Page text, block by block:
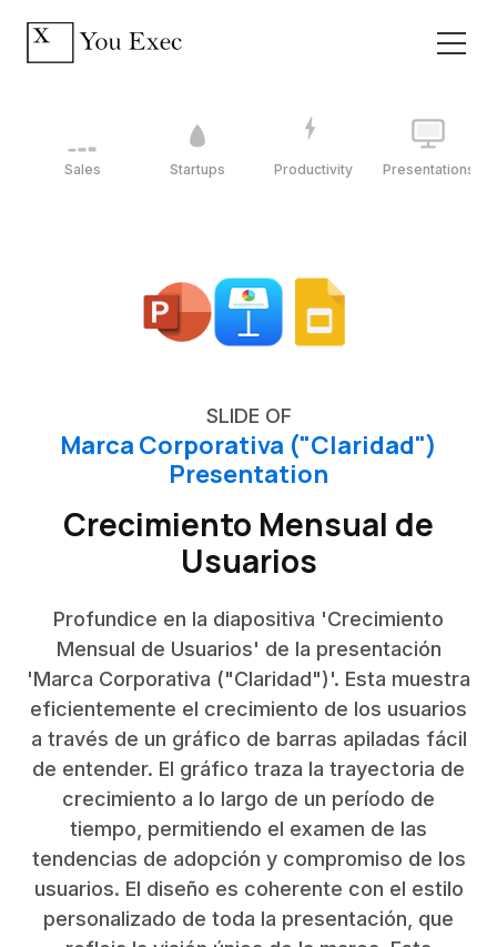
Sales Startups Productivity Presentations
SLIDE OF
Marca Corporativa ("Claridad")
Presentation
Crecimiento Mensual de
Usuarios
Profundice en la diapositiva 'Crecimiento
Mensual de Usuarios' de la presentación
'Marca Corporativa ("Claridad")'. Esta muestra
eficientemente el crecimiento de los usuarios
a través de un gráfico de barras apiladas fácil
de entender. El gráfico traza la trayectoria de
crecimiento a lo largo de un período de
tiempo, permitiendo el examen de las
tendencias de adopción y compromiso de los
usuarios. El diseño es coherente con el estilo
personalizado de toda la presentación, que